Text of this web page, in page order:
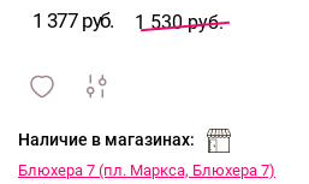
1 377 руб. 1 530 руб.
и
Наличие в магазинах:
Блюхера 7 (пл. Маркса, Блюхера 7)